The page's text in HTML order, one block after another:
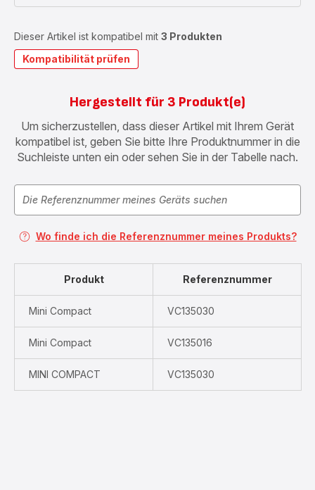
Dieser Artikel ist kompatibel mit 3 Produkten
Kompatibilität prüfen
Hergestellt für 3 Produkt(e)
Um sicherzustellen, dass dieser Artikel mit Ihrem Gerät
kompatibel ist, geben Sie bitte Ihre Produktnummer in die
Suchleiste unten ein oder sehen Sie in der Tabelle nach.
Wo finde ich die Referenznummer meines Produkts?
Produkt Referenznummer
Mini Compact VC135030
Mini Compact VC135016
MINI COMPACT VC135030